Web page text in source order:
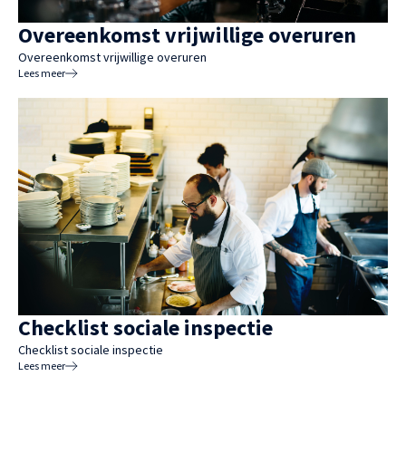
Overeenkomst vrijwillige overuren
Overeenkomst vrijwillige overuren
Lees meer
Checklist sociale inspectie
Checklist sociale inspectie
Lees meer